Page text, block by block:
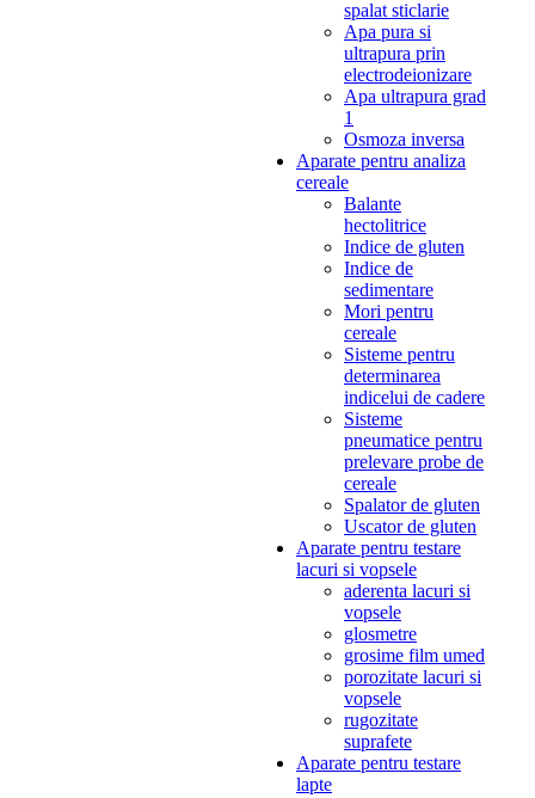
spalat sticlarie
Apa pura si
ultrapura prin
electrodeionizare
Apa ultrapura grad
1
Osmoza inversa
Aparate pentru analiza
cereale
Balante
hectolitrice
Indice de gluten
Indice de
sedimentare
Mori pentru
cereale
Sisteme pentru
determinarea
indicelui de cadere
Sisteme
pneumatice pentru
prelevare probe de
cereale
Spalator de gluten
Uscator de gluten
Aparate pentru testare
lacuri si vopsele
aderenta lacuri si
vopsele
glosmetre
grosime film umed
porozitate lacuri si
vopsele
rugozitate
suprafete
Aparate pentru testare
lapte